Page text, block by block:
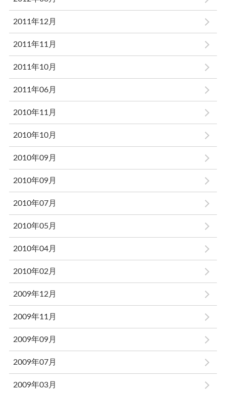
2011年12月
2011年11月
2011年10月
2011年06月
2010年11月
2010年10月
2010年09月
2010年09月
2010年07月
2010年05月
2010年04月
2010年02月
2009年12月
2009年11月
2009年09月
2009年07月
2009年03月